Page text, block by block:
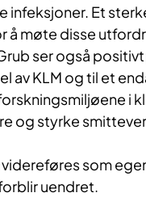
Et
møte disse
ser også
av KLM og til et
i
og styrke
som
uendret.